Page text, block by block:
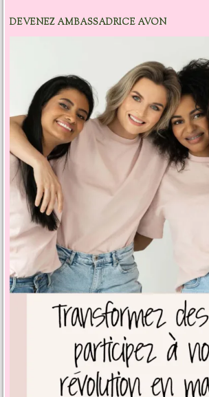
DEVENEZ AMBASSADRICE AVON